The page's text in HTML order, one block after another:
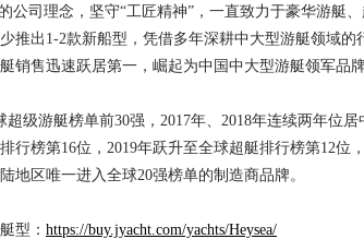
司理念，坚守“工匠精神”，一直致力于豪华游艇、
推出1-2款新船型，凭借多年深耕中大型游艇领域的
销售迅速跃居第一，崛起为中国中大型游艇领军品牌
游艇榜单前30强，2017年、2018年连续两年位居
行榜第16位，2019年跃升至全球超艇排行榜第12位
地区唯一进入全球20强榜单的制造商品牌。
型： https://buy.jyacht.com/yachts/Heysea/